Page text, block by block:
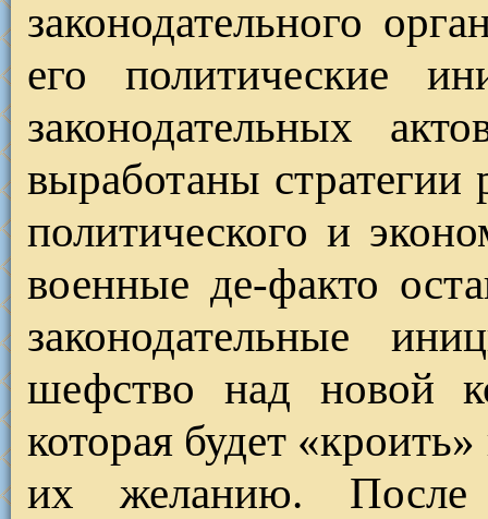
законодательного
его политические
законодательных
выработаны стратегии
политического и
военные де-факто
законодательные
шефство над новой
которая будет
их желанию. После